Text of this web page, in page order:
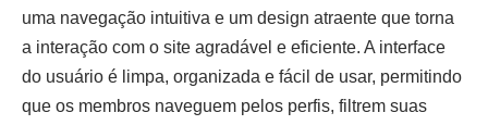
uma navegação intuitiva e um design atraente que torna
a interação com o site agradável e eficiente. A interface
do usuário é limpa, organizada e fácil de usar, permitindo
que os membros naveguem pelos perfis, filtrem suas